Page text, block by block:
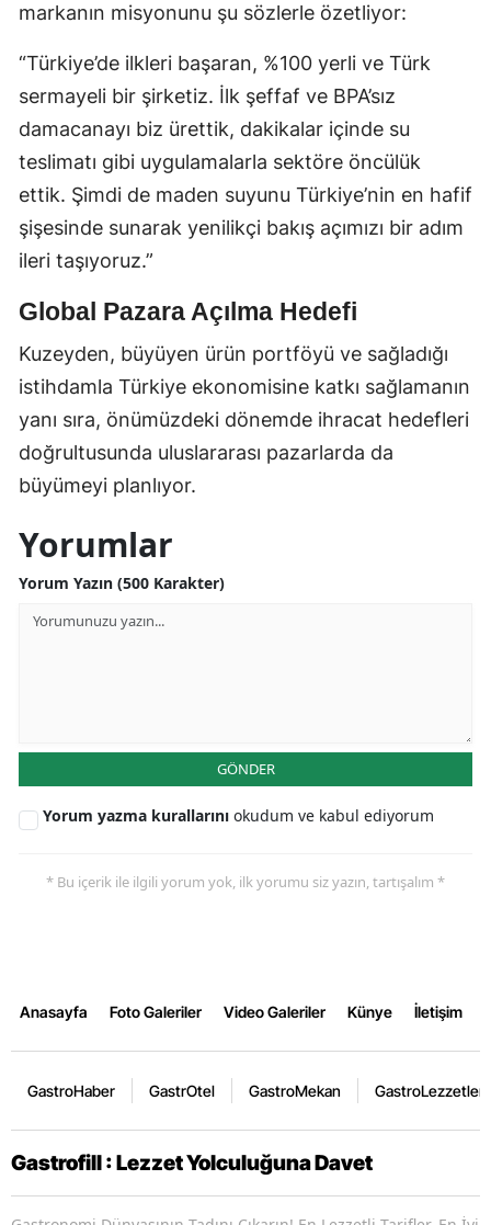
markanın misyonunu şu sözlerle özetliyor:
“Türkiye’de ilkleri başaran, %100 yerli ve Türk
sermayeli bir şirketiz. İlk şeffaf ve BPA’sız
damacanayı biz ürettik, dakikalar içinde su
teslimatı gibi uygulamalarla sektöre öncülük
ettik. Şimdi de maden suyunu Türkiye’nin en hafif
şişesinde sunarak yenilikçi bakış açımızı bir adım
ileri taşıyoruz.”
Global Pazara Açılma Hedefi
Kuzeyden, büyüyen ürün portföyü ve sağladığı
istihdamla Türkiye ekonomisine katkı sağlamanın
yanı sıra, önümüzdeki dönemde ihracat hedefleri
doğrultusunda uluslararası pazarlarda da
büyümeyi planlıyor.
Yorumlar
Yorum Yazın (500 Karakter)
GÖNDER
Yorum yazma kurallarını okudum ve kabul ediyorum
* Bu içerik ile ilgili yorum yok, ilk yorumu siz yazın, tartışalım *
Anasayfa Foto Galeriler Video Galeriler Künye İletişim
GastroHaber GastrOtel GastroMekan GastroLezzetler
Gastrofill : Lezzet Yolculuğuna Davet